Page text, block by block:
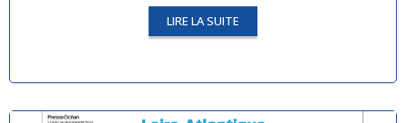
LIRE LA SUITE